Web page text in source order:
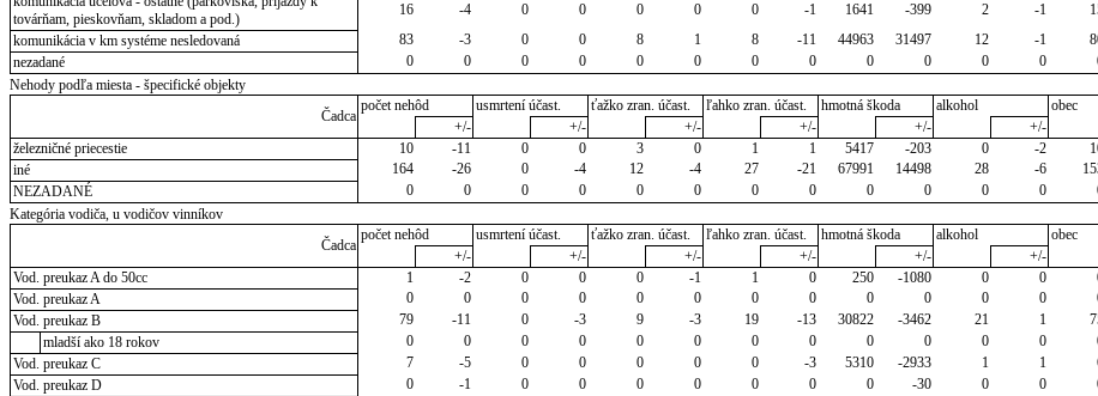
továrňam, pieskovňam, skladom a pod.)
16 -4 0 0 0 0 0 -1 1641 -399 2 -1
komunikácia v km systéme nesledovaná
83 -3 0 0 8 1 8 -11 44963 31497 12 -1
nezadané
0 0 0 0 0 0 0 0 0 0 0 0
Nehody podľa miesta - špecifické objekty
Čadca
počet nehôd usmrtení účast. ťažko zran. účast. ľahko zran. účast. hmotná škoda alkohol
obec
+/-
+/- +/- +/- +/- +/-
železničné priecestie
10 -11 0 0 3 0 1 1 5417 -203 0 -2
iné
164 -26 0 -4 12 -4 27 -21 67991 14498 28 -6
NEZADANÉ
0 0 0 0 0 0 0 0 0 0 0 0
Kategória vodiča, u vodičov vinníkov
Čadca
počet nehôd usmrtení účast. ťažko zran. účast. ľahko zran. účast. hmotná škoda alkohol
obec
+/-
+/- +/- +/- +/- +/-
Vod. preukaz A do 50cc
1 -2 0 0 0 -1 1 0 250 -1080 0 0
Vod. preukaz A
0 0 0 0 0 0 0 0 0 0 0 0
Vod. preukaz B
79 -11 0 -3 9 -3 19 -13 30822 -3462 21 1
mladší ako 18 rokov
0 0 0 0 0 0 0 0 0 0 0 0
Vod. preukaz C
7 -5 0 0 0 0 0 -3 5310 -2933 1 1
Vod. preukaz D
0 -1 0 0 0 0 0 0 0 -30 0 0